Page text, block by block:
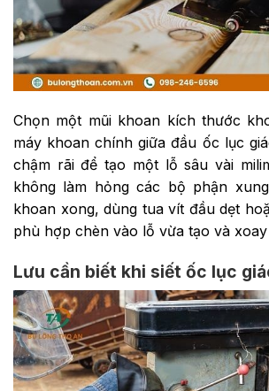
Chọn một mũi khoan kích thước
máy khoan chính giữa đầu ốc lục
chậm rãi để tạo một lỗ sâu vài
không làm hỏng các bộ phận
khoan xong, dùng tua vít đầu dẹt
phù hợp chèn vào lỗ vừa tạo và
Lưu cần biết khi siết ốc lục